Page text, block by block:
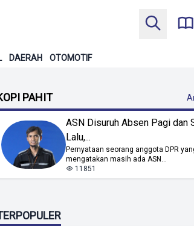
DAERAH OTOMOTIF
PAHIT
ASN Disuruh Absen Pagi dan
Lalu,...
Pernyataan seorang anggota DPR
mengatakan masih ada ASN...
11851